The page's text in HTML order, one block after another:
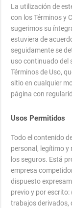
La utilización de
con los Términos y
sugerimos su
estuviera de
seguidamente se
uso continuado del
Términos de Uso,
sitio en cualquier
página con
Usos Permitidos
Todo el contenido
personal, legítimo y
los seguros. Está
empresa
dispuesto
previo y por
trabajos derivados,